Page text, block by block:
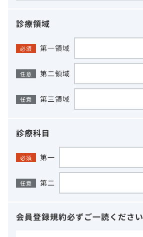
診療領域
必須 第一領域
任意 第二領域
任意 第三領域
診療科目
必須 第一
任意 第二
会員登録規約必ずご一読ください